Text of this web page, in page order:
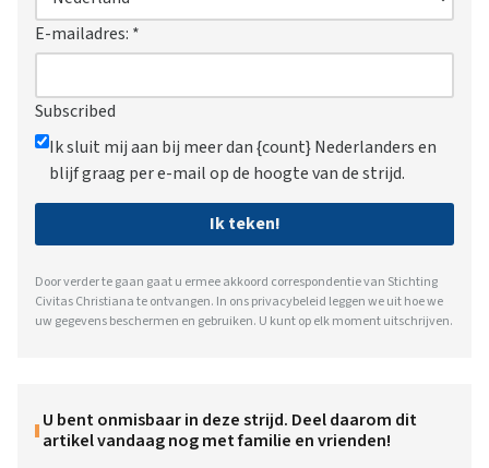
E-mailadres: *
Subscribed
Ik sluit mij aan bij meer dan {count} Nederlanders en
blijf graag per e-mail op de hoogte van de strijd.
Ik teken!
Door verder te gaan gaat u ermee akkoord correspondentie van Stichting
Civitas Christiana te ontvangen. In onsprivacybeleid leggen we uit hoe we
uw gegevens beschermen en gebruiken. U kunt op elk moment uitschrijven.
U bent onmisbaar in deze strijd. Deel daarom dit
artikel vandaag nog met familie en vrienden!